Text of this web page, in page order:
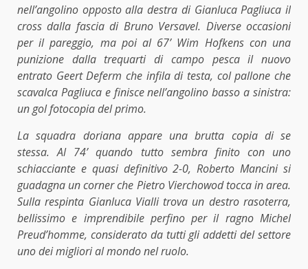
nell’angolino opposto alla destra di Gianluca Pagliuca il
cross dalla fascia di Bruno Versavel. Diverse occasioni
per il pareggio, ma poi al 67’ Wim Hofkens con una
punizione dalla trequarti di campo pesca il nuovo
entrato Geert Deferm che infila di testa, col pallone che
scavalca Pagliuca e finisce nell’angolino basso a sinistra:
un gol fotocopia del primo.
La squadra doriana appare una brutta copia di se
stessa. Al 74’ quando tutto sembra finito con uno
schiacciante e quasi definitivo 2-0, Roberto Mancini si
guadagna un corner che Pietro Vierchowod tocca in area.
Sulla respinta Gianluca Vialli trova un destro rasoterra,
bellissimo e imprendibile perfino per il ragno Michel
Preud’homme, considerato da tutti gli addetti del settore
uno dei migliori al mondo nel ruolo.